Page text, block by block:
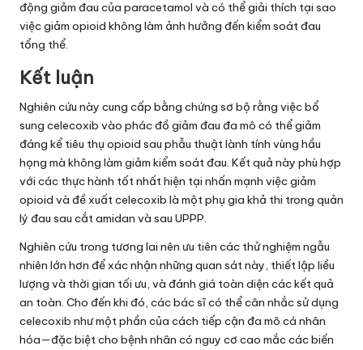
động giảm đau của paracetamol và có thể giải thích tại sao
việc giảm opioid không làm ảnh hưởng đến kiểm soát đau
tổng thể.
Kết luận
Nghiên cứu này cung cấp bằng chứng sơ bộ rằng việc bổ
sung celecoxib vào phác đồ giảm đau đa mô có thể giảm
đáng kể tiêu thụ opioid sau phẫu thuật lành tính vùng hầu
họng mà không làm giảm kiểm soát đau. Kết quả này phù hợp
với các thực hành tốt nhất hiện tại nhấn mạnh việc giảm
opioid và đề xuất celecoxib là một phụ gia khả thi trong quản
lý đau sau cắt amidan và sau UPPP.
Nghiên cứu trong tương lai nên ưu tiên các thử nghiệm ngẫu
nhiên lớn hơn để xác nhận những quan sát này, thiết lập liều
lượng và thời gian tối ưu, và đánh giá toàn diện các kết quả
an toàn. Cho đến khi đó, các bác sĩ có thể cân nhắc sử dụng
celecoxib như một phần của cách tiếp cận đa mô cá nhân
hóa—đặc biệt cho bệnh nhân có nguy cơ cao mắc các biến